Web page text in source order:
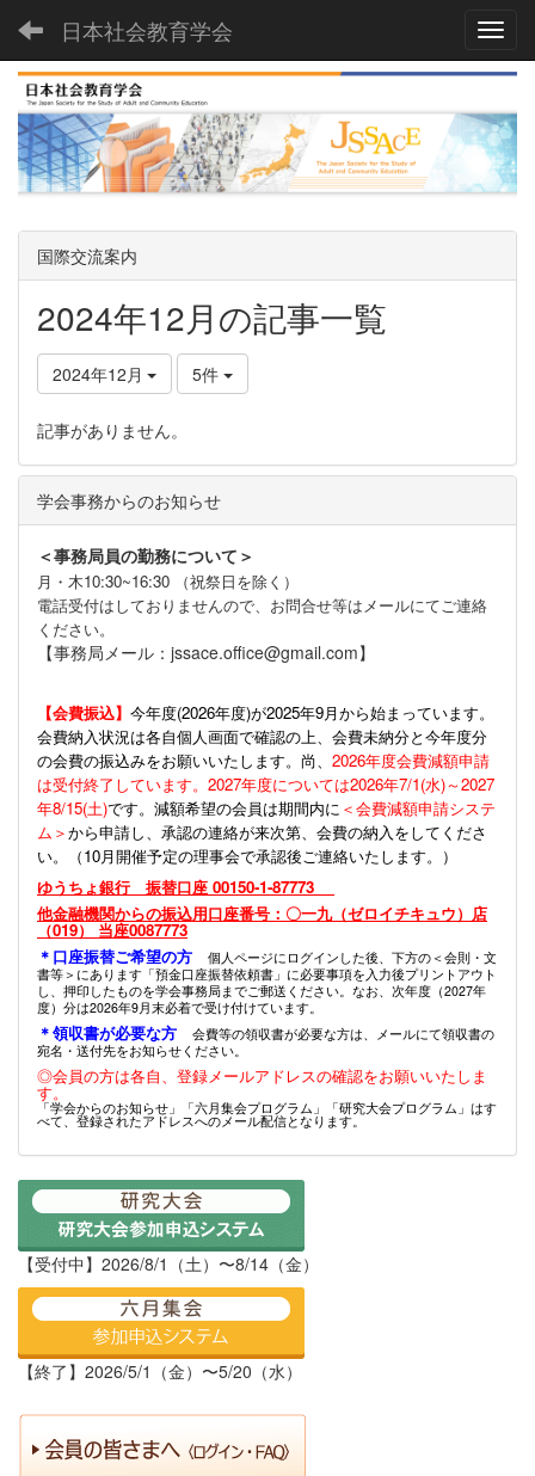
日本社会教育学会
国際交流案内
2024年12月の記事一覧
2024年12月 5件
記事がありません。
学会事務からのお知らせ
＜事務局員の勤務について＞
月・木10:30~16:30 （祝祭日を除く）
電話受付はしておりませんので、お問合せ等はメールにてご連絡
ください。
【事務局メール：jssace.office@gmail.com】
【会費振込】 今年度(2026年度)が2025年9月から始まっています。
会費納入状況は各自個人画面で確認の上、会費未納分と今年度分
の会費の振込みをお願いいたします。尚、 2026年度会費減額申請
は受付終了しています。2027年度については2026年7/1(水)～2027
年8/15(土)です。減額希望の会員は期間内に ＜会費減額申請システ
ム＞から申請し、承認の連絡が来次第、会費の納入をしてくださ
い。（10月開催予定の理事会で承認後ご連絡いたします。）
ゆうちょ銀行 振替口座 00150-1-87773
他金融機関からの振込用口座番号：〇一九（ゼロイチキュウ）店
（019） 当座0087773
＊口座振替ご希望の方
個人ページにログインした後、下方の＜会則・文
書等＞にあります「預金口座振替依頼書」に必要事項を入力後プリントアウト
し、押印したものを学会事務局までご郵送ください。なお、次年度（2027年
度）分は2026年9月末必着で受け付けています。
＊領収書が必要な方
会費等の領収書が必要な方は、メールにて領収書の
宛名・送付先をお知らせください。
◎会員の方は各自、登録メールアドレスの確認をお願いいたしま
す。
「学会からのお知らせ」「六月集会プログラム」「研究大会プログラム」はす
べて、登録されたアドレスへのメール配信となります。
【受付中】2026/8/1（土）〜8/14（金）
【終了】2026/5/1（金）〜5/20（水）